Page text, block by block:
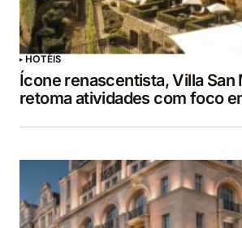
HOTÉIS
Ícone renascentista, Villa San
retoma atividades com foco